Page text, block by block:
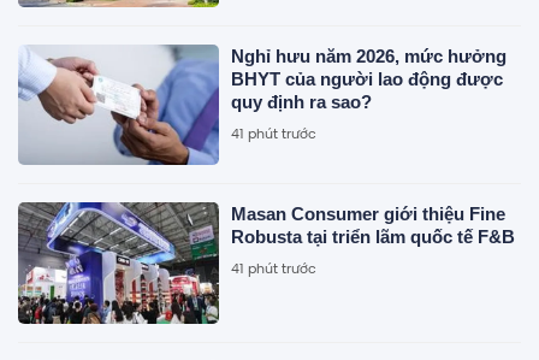
Nghỉ hưu năm 2026, mức hưởng
BHYT của người lao động được
quy định ra sao?
41 phút trước
Masan Consumer giới thiệu Fine
Robusta tại triển lãm quốc tế F&B
41 phút trước